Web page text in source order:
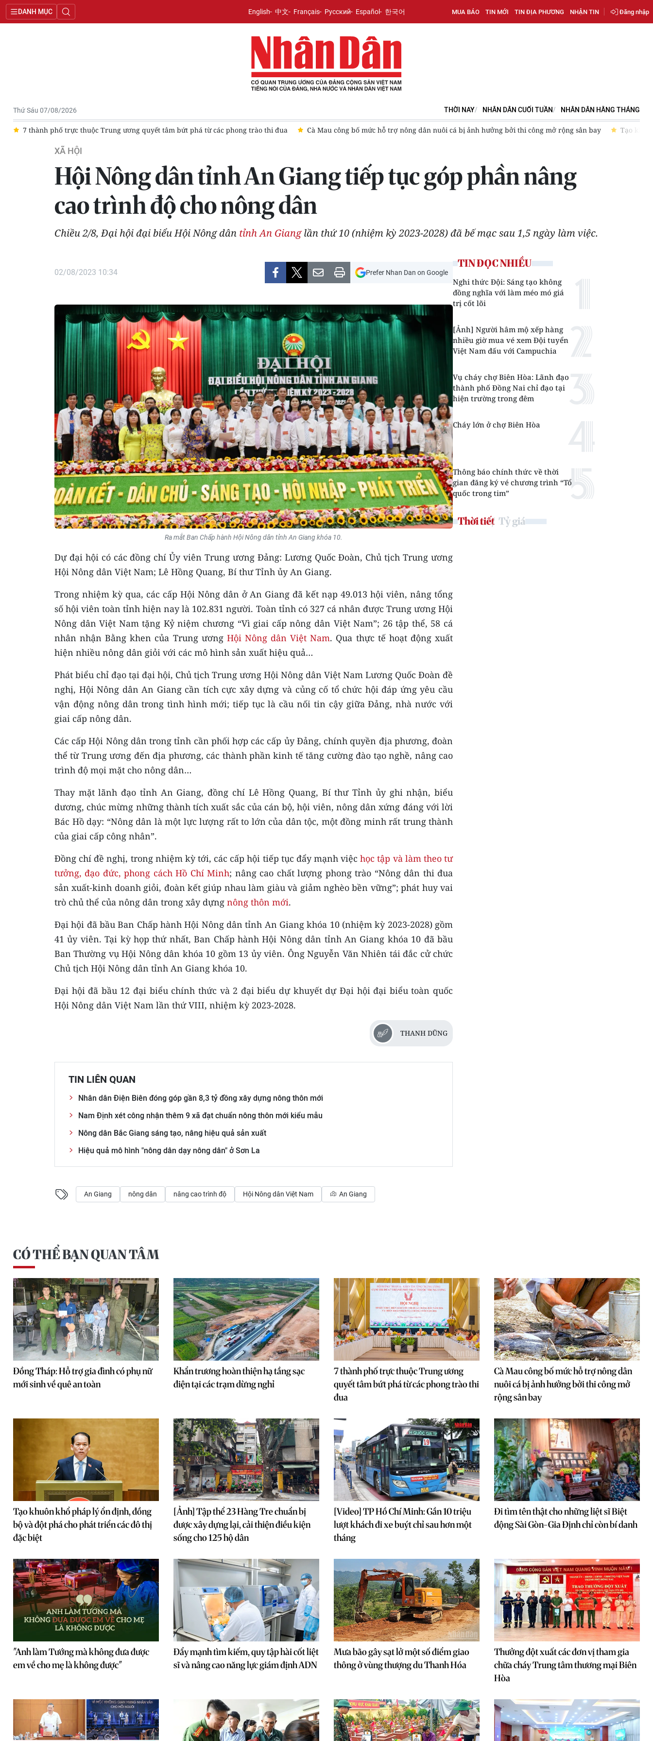
DANH MỤC English 中文 Français Русский Español 한국어 MUA BÁO TIN MỚI TIN ĐỊA PHƯƠNG NHẬN TIN Đăng nhập
Thứ Sáu 07/08/2026 THỜI NAY NHÂN DÂN CUỐI TUẦN NHÂN DÂN HẰNG THÁNG
trào thi đua Cà Mau công bố mức hỗ trợ nông dân nuôi cá bị ảnh hưởng bởi thi công mở rộng sân bay Tạo khuôn khổ pháp lý ổn định, đồng bộ và đột phá cho phát triển các đô thị
XÃ HỘI
Hội Nông dân tỉnh An Giang tiếp tục góp phần nâng
cao trình độ cho nông dân
Chiều 2/8, Đại hội đại biểu Hội Nông dân tỉnh An Gianglần thứ 10 (nhiệm kỳ 2023-2028) đã bế mạc sau 1,5 ngày làm việc.
02/08/2023 10:34 Prefer Nhan Dan on Google
Ra mắt Ban Chấp hành Hội Nông dân tỉnh An Giang khóa 10.
Dự đại hội có các đồng chí Ủy viên Trung ương Đảng: Lương Quốc Đoàn, Chủ tịch Trung ương
Hội Nông dân Việt Nam; Lê Hồng Quang, Bí thư Tỉnh ủy An Giang.
Trong nhiệm kỳ qua, các cấp Hội Nông dân ở An Giang đã kết nạp 49.013 hội viên, nâng tổng
số hội viên toàn tỉnh hiện nay là 102.831 người. Toàn tỉnh có 327 cá nhân được Trung ương Hội
Nông dân Việt Nam tặng Kỷ niệm chương “Vì giai cấp nông dân Việt Nam”; 26 tập thể, 58 cá
nhân nhận Bằng khen của Trung ương Hội Nông dân Việt Nam. Qua thực tế hoạt động xuất
hiện nhiều nông dân giỏi với các mô hình sản xuất hiệu quả…
Phát biểu chỉ đạo tại đại hội, Chủ tịch Trung ương Hội Nông dân Việt Nam Lương Quốc Đoàn đề
nghị, Hội Nông dân An Giang cần tích cực xây dựng và củng cố tổ chức hội đáp ứng yêu cầu
vận động nông dân trong tình hình mới; tiếp tục là cầu nối tin cậy giữa Đảng, nhà nước với
giai cấp nông dân.
Các cấp Hội Nông dân trong tỉnh cần phối hợp các cấp ủy Đảng, chính quyền địa phương, đoàn
thể từ Trung ương đến địa phương, các thành phần kinh tế tăng cường đào tạo nghề, nâng cao
trình độ mọi mặt cho nông dân…
Thay mặt lãnh đạo tỉnh An Giang, đồng chí Lê Hồng Quang, Bí thư Tỉnh ủy ghi nhận, biểu
dương, chúc mừng những thành tích xuất sắc của cán bộ, hội viên, nông dân xứng đáng với lời
Bác Hồ dạy: “Nông dân là một lực lượng rất to lớn của dân tộc, một đồng minh rất trung thành
của giai cấp công nhân”.
Đồng chí đề nghị, trong nhiệm kỳ tới, các cấp hội tiếp tục đẩy mạnh việchọc tập và làm theo tư
tưởng, đạo đức, phong cách Hồ Chí Minh; nâng cao chất lượng phong trào “Nông dân thi đua
sản xuất-kinh doanh giỏi, đoàn kết giúp nhau làm giàu và giảm nghèo bền vững”; phát huy vai
trò chủ thể của nông dân trong xây dựng nông thôn mới.
Đại hội đã bầu Ban Chấp hành Hội Nông dân tỉnh An Giang khóa 10 (nhiệm kỳ 2023-2028) gồm
41 ủy viên. Tại kỳ họp thứ nhất, Ban Chấp hành Hội Nông dân tỉnh An Giang khóa 10 đã bầu
Ban Thường vụ Hội Nông dân khóa 10 gồm 13 ủy viên. Ông Nguyễn Văn Nhiên tái đắc cử chức
Chủ tịch Hội Nông dân tỉnh An Giang khóa 10.
Đại hội đã bầu 12 đại biểu chính thức và 2 đại biểu dự khuyết dự Đại hội đại biểu toàn quốc
Hội Nông dân Việt Nam lần thứ VIII, nhiệm kỳ 2023-2028.
THANH DŨNG
TIN LIÊN QUAN
Nhân dân Điện Biên đóng góp gần 8,3 tỷ đồng xây dựng nông thôn mới
Nam Định xét công nhận thêm 9 xã đạt chuẩn nông thôn mới kiểu mẫu
Nông dân Bắc Giang sáng tạo, nâng hiệu quả sản xuất
Hiệu quả mô hình "nông dân dạy nông dân" ở Sơn La
An Giang nông dân nâng cao trình độ Hội Nông dân Việt Nam An Giang
TIN ĐỌC NHIỀU
Nghi thức Đội: Sáng tạo không
đồng nghĩa với làm méo mó giá
trị cốt lõi
[Ảnh] Người hâm mộ xếp hàng
nhiều giờ mua vé xem Đội tuyển
Việt Nam đấu với Campuchia
Vụ cháy chợ Biên Hòa: Lãnh đạo
thành phố Đồng Nai chỉ đạo tại
hiện trường trong đêm
Cháy lớn ở chợ Biên Hòa
Thông báo chính thức về thời
gian đăng ký vé chương trình “Tổ
quốc trong tim”
Thời tiết Tỷ giá
CÓ THỂ BẠN QUAN TÂM
Đồng Tháp: Hỗ trợ gia đình có phụ nữ
mới sinh về quê an toàn
Khẩn trương hoàn thiện hạ tầng sạc
điện tại các trạm dừng nghỉ
7 thành phố trực thuộc Trung ương
quyết tâm bứt phá từ các phong trào thi
đua
Cà Mau công bố mức hỗ trợ nông dân
nuôi cá bị ảnh hưởng bởi thi công mở
rộng sân bay
Tạo khuôn khổ pháp lý ổn định, đồng
bộ và đột phá cho phát triển các đô thị
đặc biệt
[Ảnh] Tập thể 23 Hàng Tre chuẩn bị
được xây dựng lại, cải thiện điều kiện
sống cho 125 hộ dân
[Video] TP Hồ Chí Minh: Gần 10 triệu
lượt khách đi xe buýt chỉ sau hơn một
tháng
Đi tìm tên thật cho những liệt sĩ Biệt
động Sài Gòn-Gia Định chỉ còn bí danh
"Anh làm Tướng mà không đưa được
em về cho mẹ là không được"
Đẩy mạnh tìm kiếm, quy tập hài cốt liệt
sĩ và nâng cao năng lực giám định ADN
Mưa bão gây sạt lở một số điểm giao
thông ở vùng thượng du Thanh Hóa
Thưởng đột xuất các đơn vị tham gia
chữa cháy Trung tâm thương mại Biên
Hòa